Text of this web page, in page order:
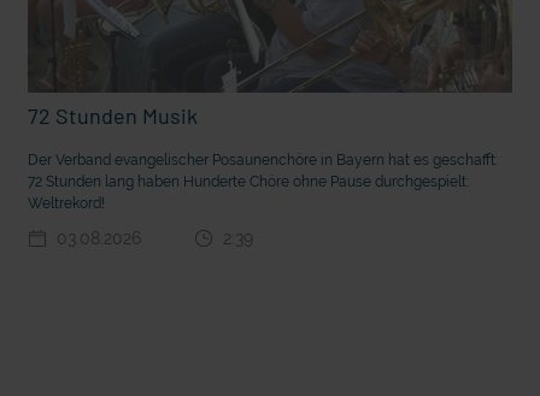
deutsche Sprache? Vorhang auf für Kinderzirkus Giovanni
72 Stunden Musik
Der Verband evangelischer Posaunenchöre in Bayern hat es geschafft:
72 Stunden lang haben Hunderte Chöre ohne Pause durchgespielt:
Weltrekord!
03.08.2026 2:39